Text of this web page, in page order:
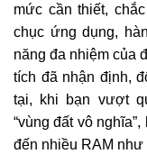
mức cần thiết,
chục ứng dụng,
năng đa nhiệm của
tích đã nhận định,
tại, khi bạn vượt
“vùng đất vô
đến nhiều RAM như